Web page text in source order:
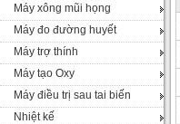
Máy xông mũi họng
Máy đo đường huyết
Máy trợ thính
Máy tạo Oxy
Máy điều trị sau tai biến
Nhiệt kế